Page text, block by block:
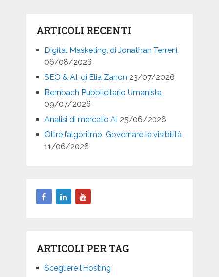
ARTICOLI RECENTI
Digital Masketing, di Jonathan Terreni.
06/08/2026
SEO & AI, di Elia Zanon 23/07/2026
Bernbach Pubblicitario Umanista
09/07/2026
Analisi di mercato AI 25/06/2026
Oltre l’algoritmo. Governare la visibilità
11/06/2026
ARTICOLI PER TAG
Scegliere l’Hosting